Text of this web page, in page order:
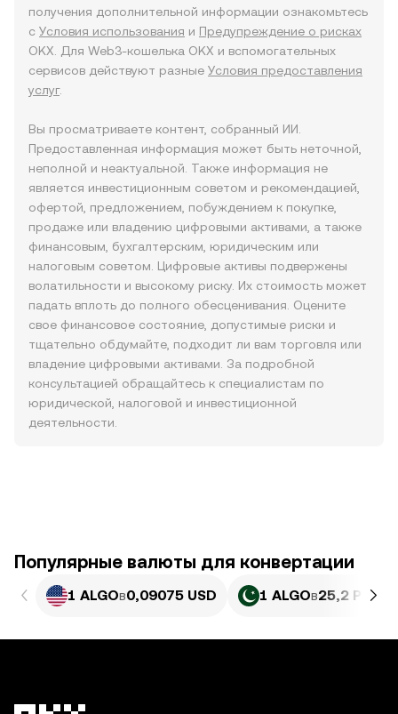
получения дополнительной информации ознакомьтесь
с Условия использования и Предупреждение о рисках
OKX. Для Web3-кошелька OKX и вспомогательных
сервисов действуют разные Условия предоставления
услуг.
Вы просматриваете контент, собранный ИИ.
Предоставленная информация может быть неточной,
неполной и неактуальной. Также информация не
является инвестиционным советом и рекомендацией,
офертой, предложением, побуждением к покупке,
продаже или владению цифровыми активами, а также
финансовым, бухгалтерским, юридическим или
налоговым советом. Цифровые активы подвержены
волатильности и высокому риску. Их стоимость может
падать вплоть до полного обесценивания. Оцените
свое финансовое состояние, допустимые риски и
тщательно обдумайте, подходит ли вам торговля или
владение цифровыми активами. За подробной
консультацией обращайтесь к специалистам по
юридической, налоговой и инвестиционной
деятельности.
Популярные валюты для конвертации
1 ALGOв0,09075 USD 1 ALGOв25,2 PKR